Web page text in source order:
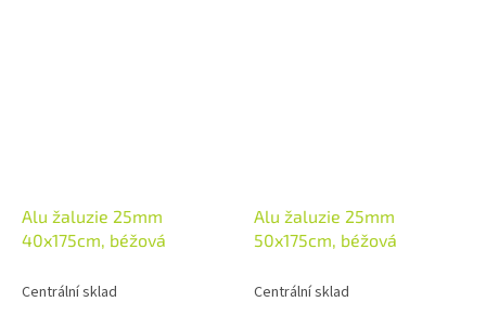
Alu žaluzie 25mm
40x175cm, béžová
Centrální sklad
Alu žaluzie 25mm
50x175cm, béžová
Centrální sklad